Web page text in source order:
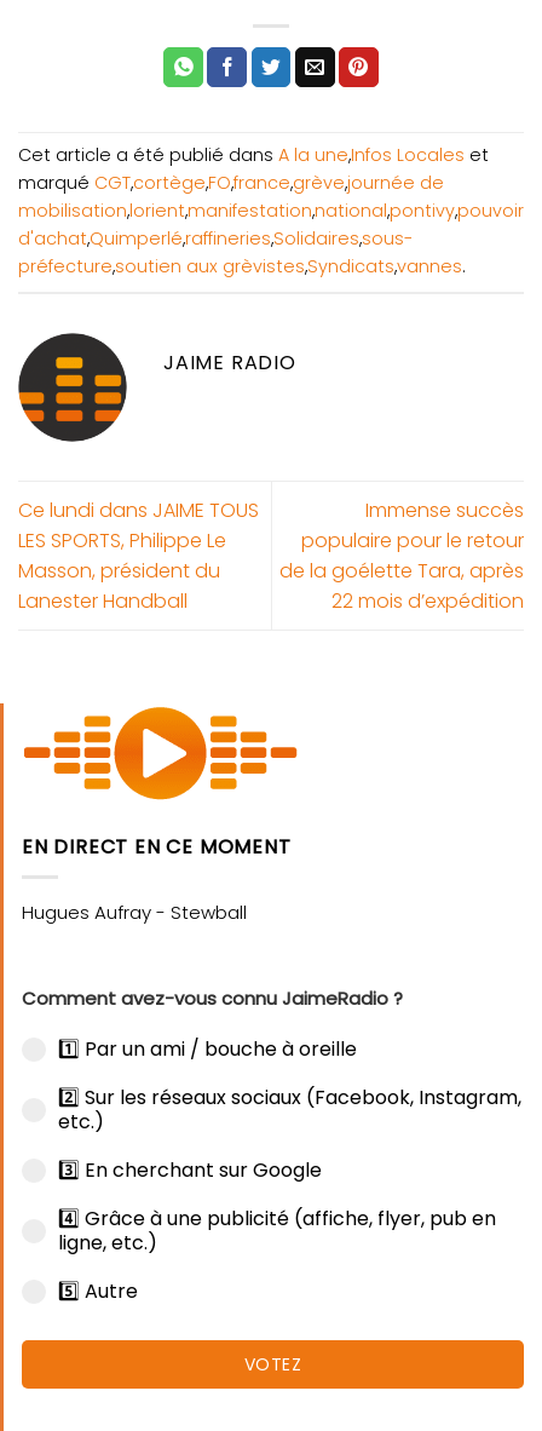
Cet article a été publié dans A la une,Infos Locales et
marqué CGT,cortège,FO,france,grève,journée de
mobilisation,lorient,manifestation,national,pontivy,pouvoir
d'achat,Quimperlé,raffineries,Solidaires,sous-
préfecture,soutien aux grèvistes,Syndicats,vannes.
JAIME RADIO
Ce lundi dans JAIME TOUS
LES SPORTS, Philippe Le
Masson, président du
Lanester Handball
Immense succès
populaire pour le retour
de la goélette Tara, après
22 mois d’expédition
EN DIRECT EN CE MOMENT
Comment avez-vous connu JaimeRadio ?
1️⃣ Par un ami / bouche à oreille
2️⃣ Sur les réseaux sociaux (Facebook, Instagram,
etc.)
3️⃣ En cherchant sur Google
4️⃣ Grâce à une publicité (affiche, flyer, pub en
ligne, etc.)
5️⃣ Autre
VOTEZ